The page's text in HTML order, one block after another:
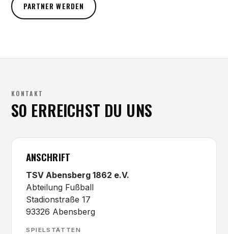
PARTNER WERDEN
KONTAKT
SO ERREICHST DU UNS
ANSCHRIFT
TSV Abensberg 1862 e.V.
Abteilung Fußball
Stadionstraße 17
93326 Abensberg
SPIELSTÄTTEN